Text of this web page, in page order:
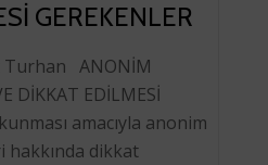
GEREKENLER
Turhan ANONİM
DİKKAT EDİLMESİ
amacıyla anonim
hakkında dikkat